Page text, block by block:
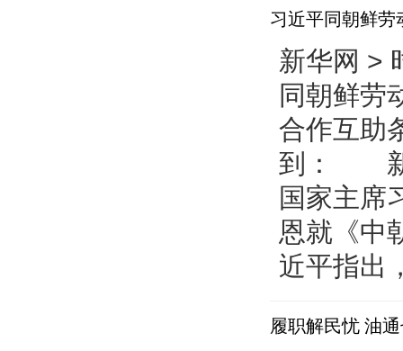
习近平同朝鲜劳
互致贺电
新华网 >
同朝鲜劳
合作互助
到： 新
国家主席
恩就《中
近平指出
履职解民忧 油